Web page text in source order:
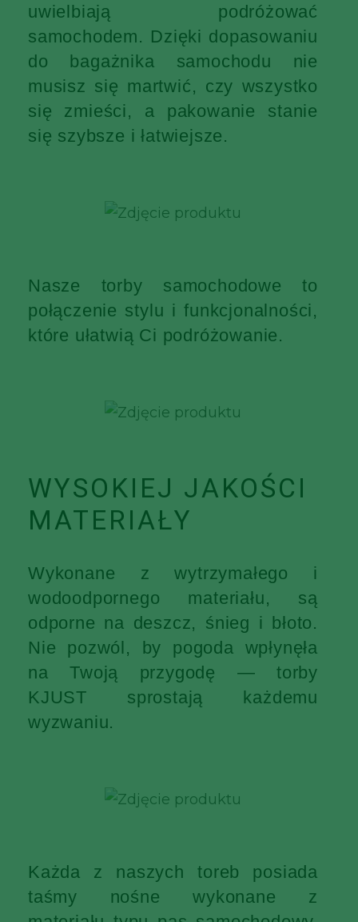
uwielbiają podróżować
samochodem. Dzięki dopasowaniu
do bagażnika samochodu nie
musisz się martwić, czy wszystko
się zmieści, a pakowanie stanie
się szybsze i łatwiejsze.
Nasze torby samochodowe to
połączenie stylu i funkcjonalności,
które ułatwią Ci podróżowanie.
WYSOKIEJ JAKOŚCI
MATERIAŁY
Wykonane z wytrzymałego i
wodoodpornego materiału, są
odporne na deszcz, śnieg i błoto.
Nie pozwól, by pogoda wpłynęła
na Twoją przygodę — torby
KJUST sprostają każdemu
wyzwaniu.
Każda z naszych toreb posiada
taśmy nośne wykonane z